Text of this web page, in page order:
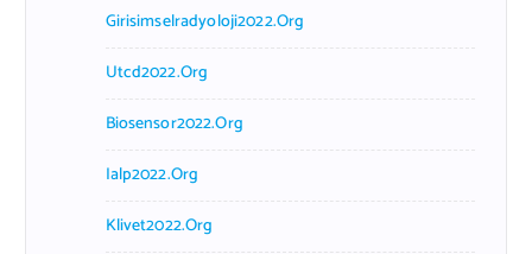
Girisimselradyoloji2022.org
Utcd2022.org
Biosensor2022.org
Ialp2022.org
Klivet2022.org